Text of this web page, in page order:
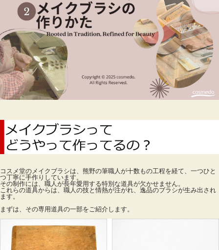
コスメ堂のメイクブラシは、熊野の筆職人が十数もの工程を経て、一つひと
つ丁寧に手作りしています。
その制作には、職人が長年愛用する特別な道具が欠かせません。
これらの道具からは、職人の技と情熱が注がれ、逸品のブラシが生み出され
ます。
まずは、その専用道具の一部をご紹介します。